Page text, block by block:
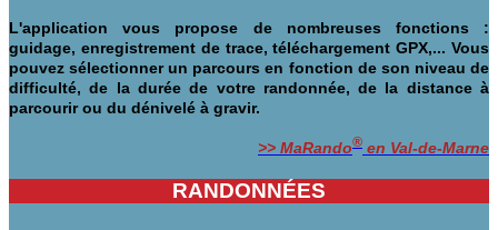
L'application vous propose de nombreuses fonctions :
guidage, enregistrement de trace, téléchargement GPX,... Vous
pouvez sélectionner un parcours en fonction de son niveau de
difficulté, de la durée de votre randonnée, de la distance à
parcourir ou du dénivelé à gravir.
>> MaRando® en Val-de-Marne
RANDONNÉES